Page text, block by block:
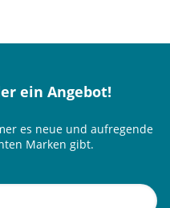
ein Angebot!
es neue und aufregende
Marken gibt.